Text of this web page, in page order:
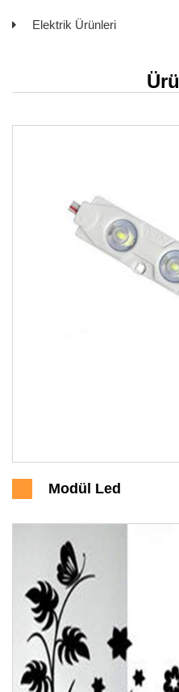
Elektrik Ürünleri
Modül Led